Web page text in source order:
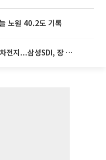
노원 40.2도 기록
[특징주] 반도체 온기 탄 2차전지...삼성SDI, 장 초반 7% 넘게 껑충